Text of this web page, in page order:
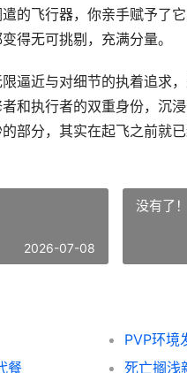
的飞行器，你亲手赋予了
得无可挑剔，充满分量。
逼近与对细节的执着追求
和执行者的双重身份，沉
部分，其实在起飞之前就已
2026-07-08
没有了！
PVP环境
餐
死亡搁浅